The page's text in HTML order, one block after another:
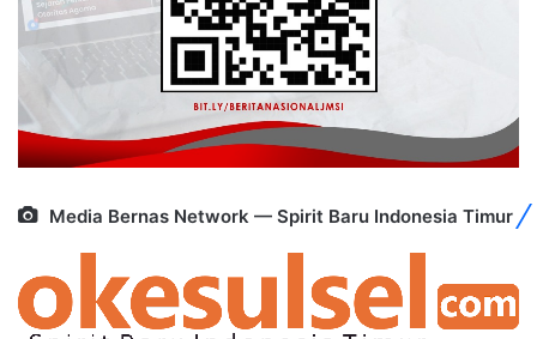
Media Bernas Network — Spirit Baru Indonesia Timur